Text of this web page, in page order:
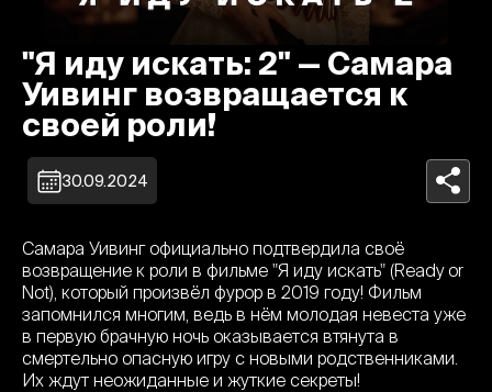
"Я иду искать: 2" — Самара
Уивинг возвращается к
своей роли!
30.09.2024
Самара Уивинг официально подтвердила своё
возвращение к роли в фильме "Я иду искать" (Ready or
Not), который произвёл фурор в 2019 году! Фильм
запомнился многим, ведь в нём молодая невеста уже
в первую брачную ночь оказывается втянута в
смертельно опасную игру с новыми родственниками.
Их ждут неожиданные и жуткие секреты!